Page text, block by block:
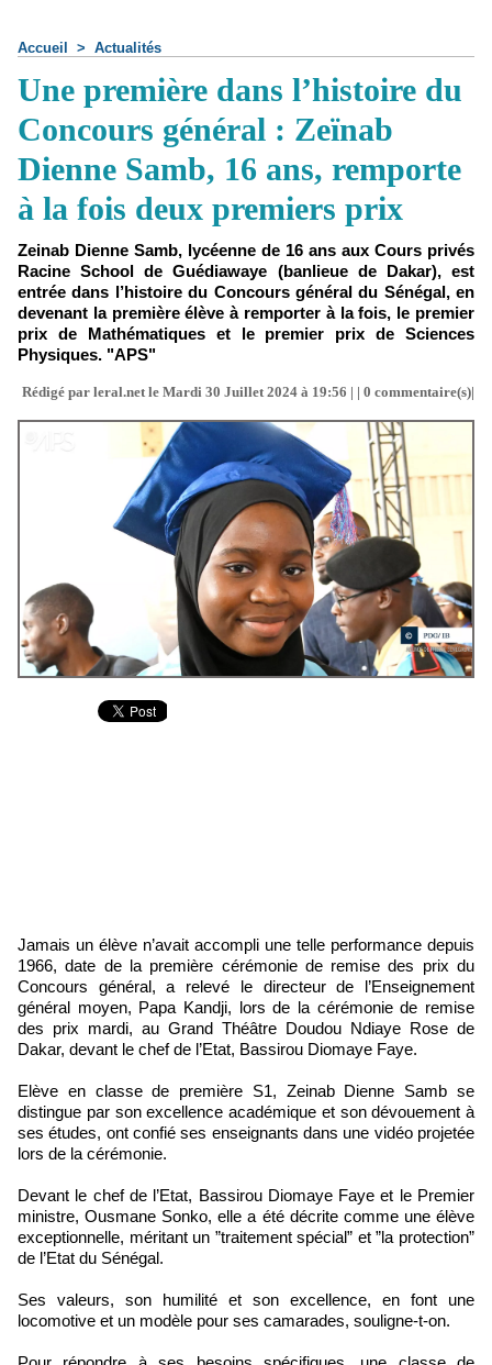
Accueil > Actualités
Une première dans l’histoire du
Concours général : Zeïnab
Dienne Samb, 16 ans, remporte
à la fois deux premiers prix
Zeinab Dienne Samb, lycéenne de 16 ans aux Cours privés
Racine School de Guédiawaye (banlieue de Dakar), est
entrée dans l’histoire du Concours général du Sénégal, en
devenant la première élève à remporter à la fois, le premier
prix de Mathématiques et le premier prix de Sciences
Physiques. "APS"
Rédigé par leral.net le Mardi 30 Juillet 2024 à 19:56 | | 0 commentaire(s)|
Jamais un élève n’avait accompli une telle performance depuis
1966, date de la première cérémonie de remise des prix du
Concours général, a relevé le directeur de l’Enseignement
général moyen, Papa Kandji, lors de la cérémonie de remise
des prix mardi, au Grand Théâtre Doudou Ndiaye Rose de
Dakar, devant le chef de l’Etat, Bassirou Diomaye Faye.
Elève en classe de première S1, Zeinab Dienne Samb se
distingue par son excellence académique et son dévouement à
ses études, ont confié ses enseignants dans une vidéo projetée
lors de la cérémonie.
Devant le chef de l’Etat, Bassirou Diomaye Faye et le Premier
ministre, Ousmane Sonko, elle a été décrite comme une élève
exceptionnelle, méritant un ”traitement spécial” et ”la protection”
de l’Etat du Sénégal.
Ses valeurs, son humilité et son excellence, en font une
locomotive et un modèle pour ses camarades, souligne-t-on.